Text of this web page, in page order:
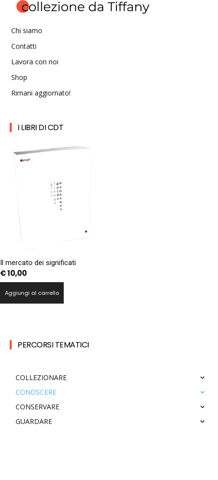
Chi siamo
Contatti
Lavora con noi
Shop
Rimani aggiornato!
I LIBRI DI CDT
Il mercato dei significati
€10,00
Aggiungi al carrello
PERCORSI TEMATICI
COLLEZIONARE
CONOSCERE
CONSERVARE
GUARDARE